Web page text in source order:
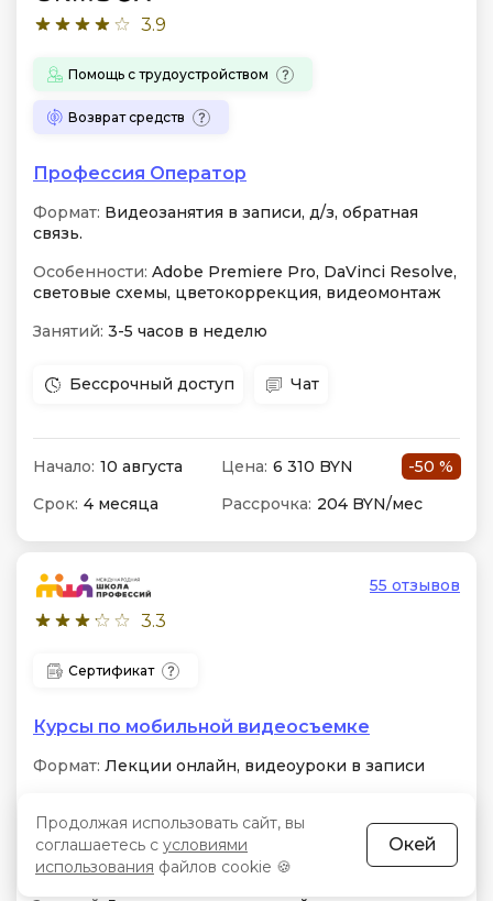
3.9
Помощь с трудоустройством
Возврат средств
Профессия Оператор
Формат: Видеозанятия в записи, д/з, обратная
связь.
Особенности: Adobe Premiere Pro, DaVinci Resolve,
световые схемы, цветокоррекция, видеомонтаж
Занятий: 3-5 часов в неделю
Бессрочный доступ Чат
Начало: 10 августа Цена: 6 310 BYN
-50 %
Срок: 4 месяца Рассрочка: 204 BYN/мес
3.3
55 отзывов
Сертификат
Курсы по мобильной видеосъемке
Формат: Лекции онлайн, видеоуроки в записи
композиционные приемы и световые схемы,
работа в CapCut и VN, создание динамичного
контента для соцсетей и Reels
Продолжая использовать сайт, вы
соглашаетесь с условиями
использования файлов cookie 🍪
Окей